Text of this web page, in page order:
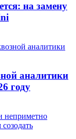
на замену
аналитики
году